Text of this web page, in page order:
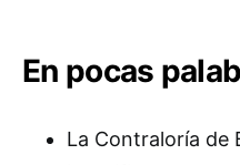
En pocas
La Contraloría de